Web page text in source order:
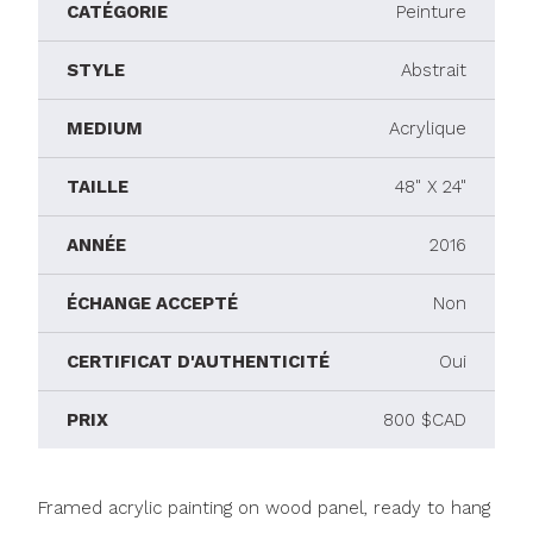
CATÉGORIE Peinture
STYLE Abstrait
MEDIUM Acrylique
TAILLE 48" X 24"
ANNÉE 2016
ÉCHANGE ACCEPTÉ Non
CERTIFICAT D'AUTHENTICITÉ Oui
PRIX 800 $CAD
Framed acrylic painting on wood panel, ready to hang